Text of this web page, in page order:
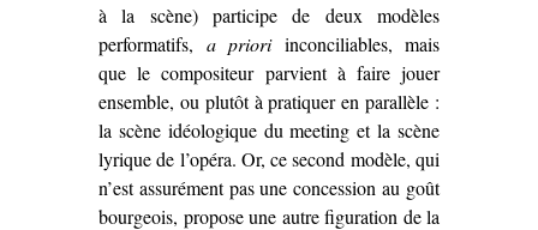
à la scène) participe de deux modèles
performatifs, a prioriinconciliables, mais
que le compositeur parvient à faire jouer
ensemble, ou plutôt à pratiquer en parallèle :
la scène idéologique du meeting et la scène
lyrique de l’opéra. Or, ce second modèle, qui
n’est assurément pas une concession au goût
bourgeois, propose une autre figuration de la